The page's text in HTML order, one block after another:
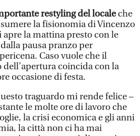
restyling del localeche
la fisionomia di Vincenzo
apre la mattina presto con le
pausa pranzo per
Caso vuole che il
coincida con la
occasione di festa.
traguardo mi rende felice –
le molte ore di lavoro che
la crisi economica e gli anni
la città non ci ha mai